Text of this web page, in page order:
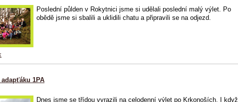
Poslední půlden v Rokytnici jsme si udělali poslední malý výlet. Po
obědě jsme si sbalili a uklidili chatu a připravili se na odjezd.
1PA
Dnes jsme se třídou vyrazili na celodenní výlet po Krkonoších. I když